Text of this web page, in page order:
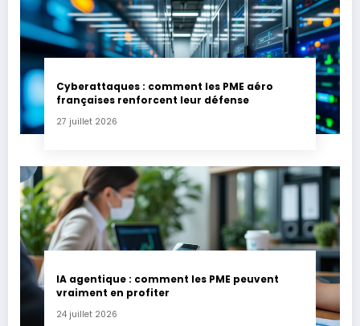
Cyberattaques : comment les PME aéro
françaises renforcent leur défense
27 juillet 2026
IA agentique : comment les PME peuvent
vraiment en profiter
24 juillet 2026